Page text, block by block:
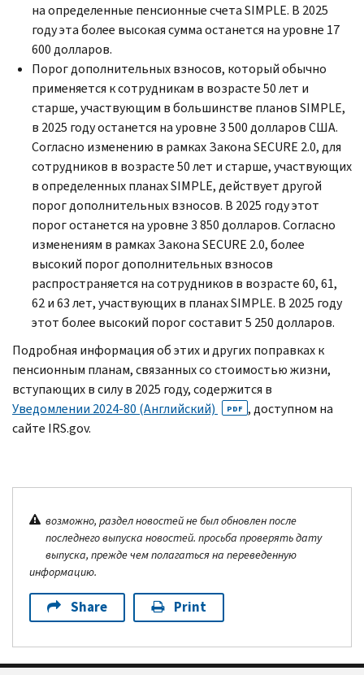
на определенные пенсионные счетаSIMPLE. В 2025
году эта более высокая сумма останется на уровне 17
600 долларов.
Порог дополнительных взносов, который обычно
применяется к сотрудникам в возрасте 50 лет и
старше, участвующим в большинстве плановSIMPLE,
в 2025 году останется на уровне 3 500 долларов США.
Согласно изменению в рамках ЗаконаSECURE 2.0, для
сотрудников в возрасте 50 лет и старше, участвующих
в определенных планахSIMPLE,действует другой
порог дополнительных взносов. В 2025 году этот
порог останется на уровне 3 850 долларов. Согласно
изменениям в рамках ЗаконаSECURE 2.0, более
высокий порог дополнительных взносов
распространяется на сотрудников в возрасте 60, 61,
62 и 63 лет, участвующих в планахSIMPLE. В 2025 году
этот более высокий порог составит 5 250 долларов.
Подробная информация об этих и других поправках к
пенсионным планам, связанных со стоимостью жизни,
вступающих в силу в 2025 году, содержится в
Уведомлении 2024-80 (Английский)
PDF , доступном на
сайте IRS.gov.
возможно, раздел новостей не был обновлен после
последнего выпуска новостей. просьба проверять дату
выпуска, прежде чем полагаться на переведенную
информацию.
Share Print